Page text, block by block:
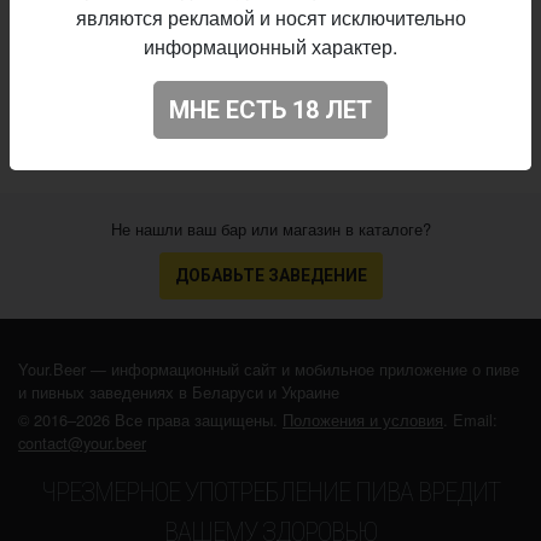
Начало
03.01.2020
4.037
Не нашли ваш бар или магазин в каталоге?
ДОБАВЬТЕ ЗАВЕДЕНИЕ
Your.Beer — информационный сайт и мобильное приложение о пиве
и пивных заведениях в Беларуси и Украине
© 2016–2026 Все права защищены. Положения и условия . Email:
contact@your.beer
ЧРЕЗМЕРНОЕ УПОТРЕБЛЕНИЕ ПИВА ВРЕДИТ
ВАШЕМУ ЗДОРОВЬЮ
являются рекламой и носят исключительно
информационный характер.
МНЕ ЕСТЬ 18 ЛЕТ